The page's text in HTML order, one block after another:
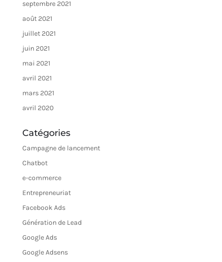
septembre 2021
août 2021
juillet 2021
juin 2021
mai 2021
avril 2021
mars 2021
avril 2020
Catégories
Campagne de lancement
Chatbot
e-commerce
Entrepreneuriat
Facebook Ads
Génération de Lead
Google Ads
Google Adsens